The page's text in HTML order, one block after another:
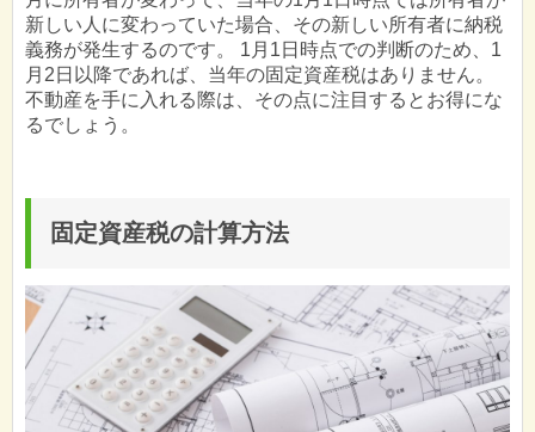
新しい人に変わっていた場合、その新しい所有者に納税
義務が発生するのです。 1月1日時点での判断のため、1
月2日以降であれば、当年の固定資産税はありません。
不動産を手に入れる際は、その点に注目するとお得にな
るでしょう。
固定資産税の計算方法